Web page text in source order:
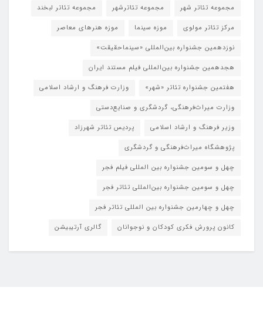
مجموعه تئاتر شهر
مجموعه تئاترشهر
مجموعه تئاتر لبخند
مرکز تئاتر مولوی
موزه سینما
موزه هنرهای معاصر
نوزدهمین جشنواره بین‌المللی «سینماحقیقت»
هجدهمین جشنواره بین‌المللی فیلم مستند ایران
هفتمین جشنواره تئاتر «شهر»
وزارت فرهنگ و ارشاد اسلامی
وزارت میراث‌فرهنگی، گردشگری و صنایع‌دستی
وزیر فرهنگ و ارشاد اسلامی
پردیس تئاتر شهرزاد
پژوهشگاه میراث‌فرهنگی و گردشگری
چهل و سومین جشنواره بین المللی فیلم فجر
چهل و سومین جشنواره بین‌المللی تئاتر فجر
چهل و چهارمین جشنواره بین المللی تئاتر فجر
کانون پرورش فکری کودکان و نوجوانان
گالری آرتیبیشن